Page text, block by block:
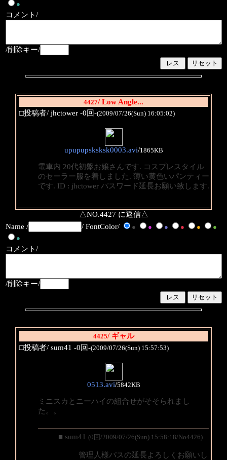
●
コメント/
/削除キー/
4427/ Low Angle...
□投稿者/ jhctower -0回-(2009/07/26(Sun) 16:05:02)
upupupsksksk0003.avi/1865KB
電車内 20代初盤お嬢さんです. コスプレスタイル
のセーラー服を着しました. 薄い黄色いパンティー
です. ID : jhctower パスワード延長お願い致します.
△NO.4427 に返信△
Name /
/ FontColor/ ● ● ● ● ●
●
●
コメント/
/削除キー/
4425/ ギャル
□投稿者/ sum41 -0回-(2009/07/26(Sun) 15:57:53)
0513.avi/5842KB
ミニスカとニーハイの組合せがそそられまし
た。。
■ sum41 (0回/2009/07/26(Sun) 15:58:18/No4426)
管理人様パスの延長よろしくお願いし